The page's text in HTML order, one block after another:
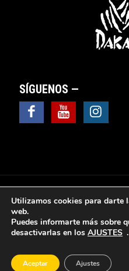
SÍGUENOS —
© 2025 Valsebike
Privacidad |Política de
Utilizamos cookies para darte
web.
Puedes informarte más sobre
desactivarlas en los AJUSTES .
Aceptar Ajustes